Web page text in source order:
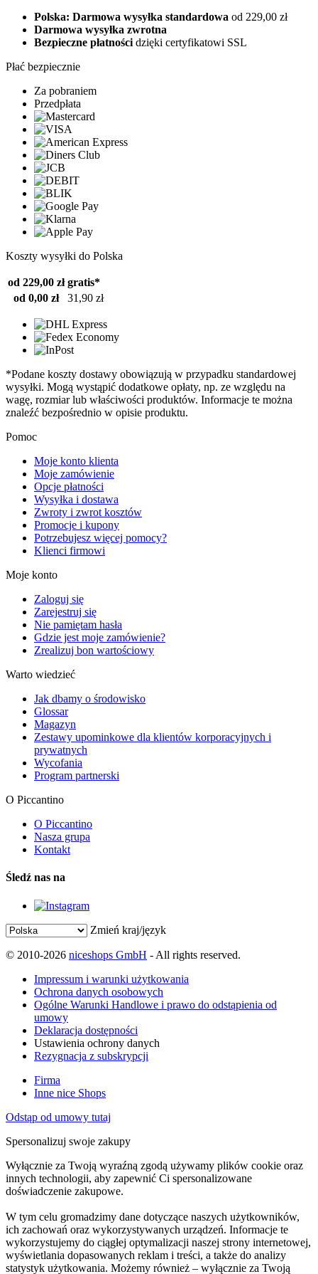
Polska: Darmowa wysyłka standardowa od 229,00 zł
Darmowa wysyłka zwrotna
Bezpieczne płatności dzięki certyfikatowi SSL
Płać bezpiecznie
Za pobraniem
Przedpłata
Koszty wysyłki do Polska
od 229,00 zł gratis*
od 0,00 zł
31,90 zł
*Podane koszty dostawy obowiązują w przypadku standardowej
wysyłki. Mogą wystąpić dodatkowe opłaty, np. ze względu na
wagę, rozmiar lub właściwości produktów. Informacje te można
znaleźć bezpośrednio w opisie produktu.
Pomoc
Moje konto klienta
Moje zamówienie
Opcje płatności
Wysyłka i dostawa
Zwroty i zwrot kosztów
Promocje i kupony
Potrzebujesz więcej pomocy?
Klienci firmowi
Moje konto
Zaloguj się
Zarejestruj się
Nie pamiętam hasła
Gdzie jest moje zamówienie?
Zrealizuj bon wartościowy
Warto wiedzieć
Jak dbamy o środowisko
Glossar
Magazyn
Zestawy upominkowe dla klientów korporacyjnych i
prywatnych
Wycofania
Program partnerski
O Piccantino
O Piccantino
Nasza grupa
Kontakt
Śledź nas na
Zmień kraj/język
© 2010-2026 niceshops GmbH - All rights reserved.
Impressum i warunki użytkowania
Ochrona danych osobowych
Ogólne Warunki Handlowe i prawo do odstąpienia od
umowy
Deklaracja dostępności
Ustawienia ochrony danych
Rezygnacja z subskrypcji
Firma
Inne nice Shops
Odstąp od umowy tutaj
Spersonalizuj swoje zakupy
Wyłącznie za Twoją wyraźną zgodą używamy plików cookie oraz
innych technologii, aby zapewnić Ci spersonalizowane
doświadczenie zakupowe.
W tym celu gromadzimy dane dotyczące naszych użytkowników,
ich zachowań oraz wykorzystywanych urządzeń. Informacje te
wykorzystujemy do ciągłej optymalizacji naszej strony internetowej,
wyświetlania dopasowanych reklam i treści, a także do analizy
statystyk użytkowania. Możemy również – wyłącznie za Twoją